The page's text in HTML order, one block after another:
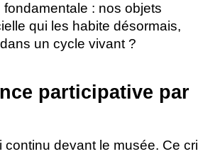
: nos objets
qui les habite désormais,
un cycle vivant ?
participative par
devant le musée. Ce cri